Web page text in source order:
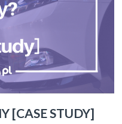
[CASE STUDY]